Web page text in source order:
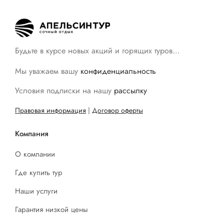
Будьте в курсе новых акций и горящих туров…
Мы уважаем вашу конфиденциальность
Условия подписки на нашу рассылку
Правовая информация | Договор оферты
Компания
О компании
Где купить тур
Наши услуги
Гарантия низкой цены